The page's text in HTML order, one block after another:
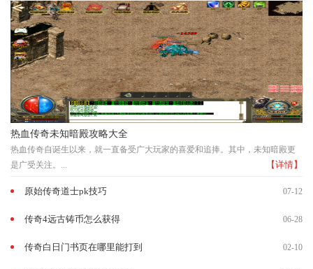
热血传奇未知暗殿攻略大全
热血传奇自诞生以来，就一直备受广大玩家的喜爱和追捧。其中，未知暗殿更
是广受关注。...
【详情】
原始传奇道士pk技巧 07-12
传奇4远古铸币怎么获得 06-28
传奇白日门书页在哪里能打到 02-10